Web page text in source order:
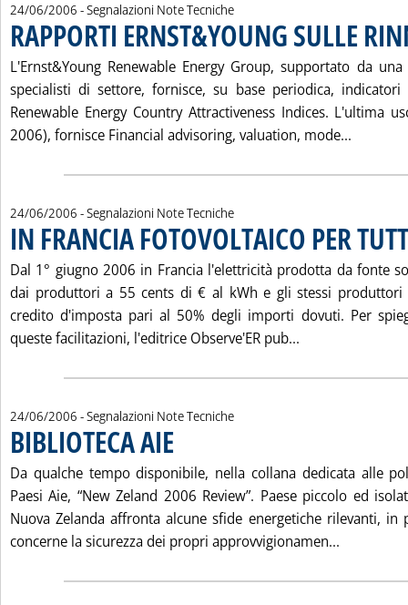
24/06/2006 - Segnalazioni Note Tecniche
RAPPORTI ERNST&YOUNG SULLE
. Pubblicata sabato 24 giugno 2006 alle 14.35.
L'Ernst&Young Renewable Energy Group, supportato da
specialisti di settore, fornisce, su base periodica,
Renewable Energy Country Attractiveness Indices. L'ultima
2006), fornisce Financial advisoring, valuation, mode...
24/06/2006 - Segnalazioni Note Tecniche
IN FRANCIA FOTOVOLTAICO PER
Dal 1° giugno 2006 in Francia l'elettricità prodotta da fonte
dai produttori a 55 cents di € al kWh e gli stessi
credito d'imposta pari al 50% degli importi dovuti. Per
queste facilitazioni, l'editrice Observe'ER pub...
24/06/2006 - Segnalazioni Note Tecniche
BIBLIOTECA AIE
. Pubblicata sabato 24 giugno 2006 alle 14.34.
Da qualche tempo disponibile, nella collana dedicata alle
Paesi Aie, “New Zeland 2006 Review”. Paese piccolo ed
Nuova Zelanda affronta alcune sfide energetiche rilevanti, in
concerne la sicurezza dei propri approvvigionamen...